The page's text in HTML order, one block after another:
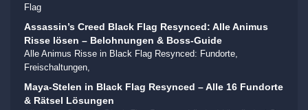
Flag
Assassin’s Creed Black Flag Resynced: Alle Animus
Risse lösen – Belohnungen & Boss-Guide
Alle Animus Risse in Black Flag Resynced: Fundorte,
Freischaltungen,
Maya-Stelen in Black Flag Resynced – Alle 16 Fundorte
& Rätsel Lösungen